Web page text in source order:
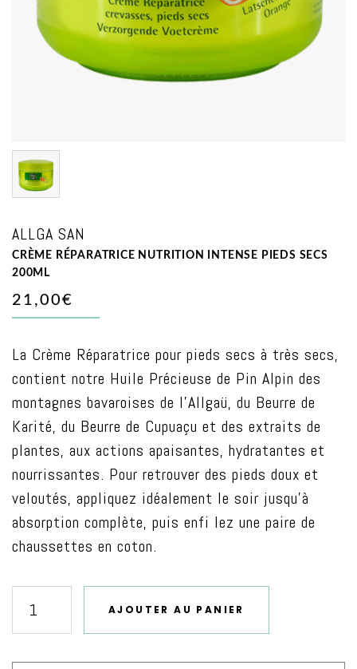
ALLGA SAN
CRÈME RÉPARATRICE NUTRITION INTENSE PIEDS SECS
200ML
21,00€
La Crème Réparatrice pour pieds secs à très secs,
contient notre Huile Précieuse de Pin Alpin des
montagnes bavaroises de l’Allgaü, du Beurre de
Karité, du Beurre de Cupuaçu et des extraits de
plantes, aux actions apaisantes, hydratantes et
nourrissantes. Pour retrouver des pieds doux et
veloutés, appliquez idéalement le soir jusqu’à
absorption complète, puis enfi lez une paire de
chaussettes en coton.
quantité
AJOUTER AU PANIER